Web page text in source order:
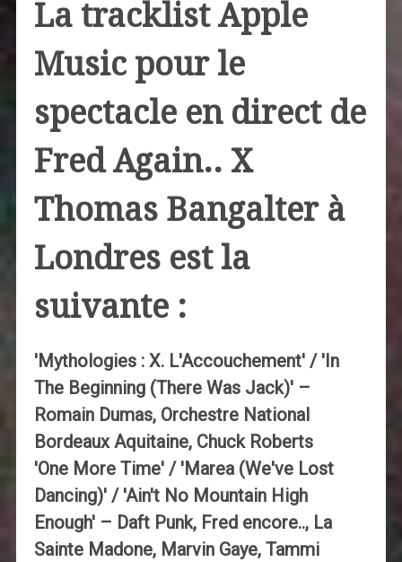
La tracklist Apple
Music pour le
spectacle en direct de
Fred Again.. X
Thomas Bangalter à
Londres est la
suivante :
'Mythologies : X. L'Accouchement' / 'In
The Beginning (There Was Jack)' –
Romain Dumas, Orchestre National
Bordeaux Aquitaine, Chuck Roberts
'One More Time' / 'Marea (We've Lost
Dancing)' / 'Ain't No Mountain High
Enough' – Daft Punk, Fred encore.., La
Sainte Madone, Marvin Gaye, Tammi